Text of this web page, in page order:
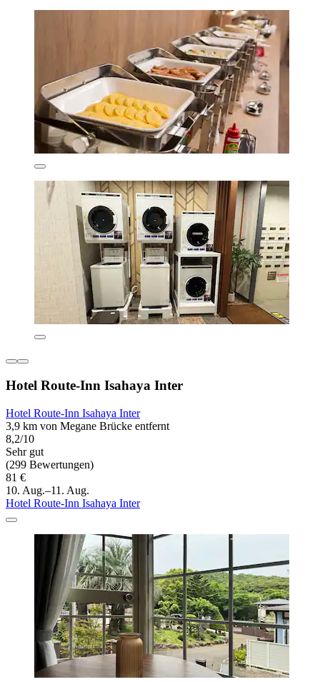
Hotel Route-Inn Isahaya Inter
Hotel Route-Inn Isahaya Inter
3,9 km von Megane Brücke entfernt
8,2/10
Sehr gut
(299 Bewertungen)
81 €
10. Aug.–11. Aug.
Hotel Route-Inn Isahaya Inter